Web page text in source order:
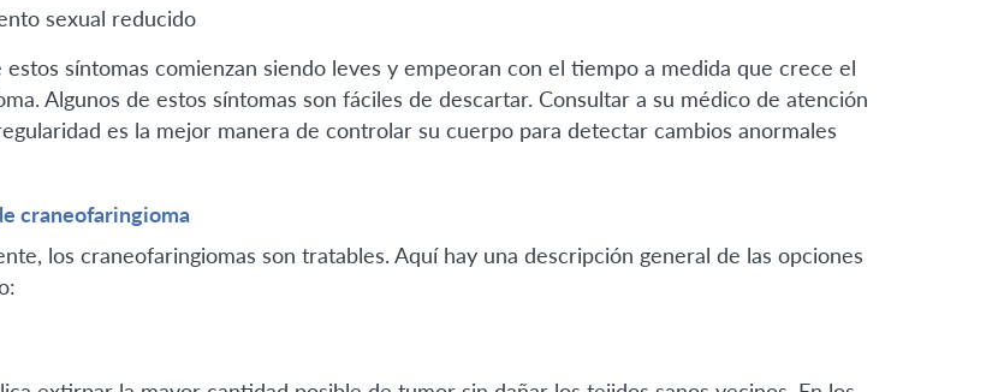
sexual reducido
estos síntomas comienzan siendo leves y empeoran con el tiempo a medida que crece el
Algunos de estos síntomas son fáciles de descartar. Consultar a su médico de atención
es la mejor manera de controlar su cuerpo para detectar cambios anormales
craneofaringioma
los craneofaringiomas son tratables. Aquí hay una descripción general de las opciones